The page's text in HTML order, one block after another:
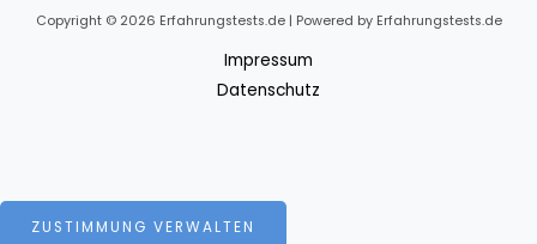
Copyright © 2026 Erfahrungstests.de | Powered by Erfahrungstests.de
Impressum
Datenschutz
ZUSTIMMUNG VERWALTEN